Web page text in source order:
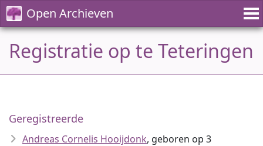
Open Archieven
Registratie op te Teteringen
Geregistreerde
Andreas Cornelis Hooijdonk, geboren op 3